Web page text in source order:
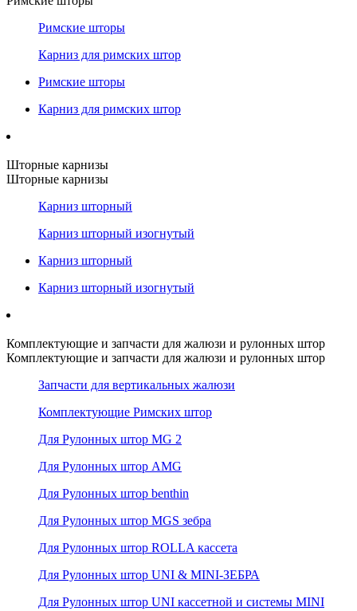
Римские шторы
Карниз для римских штор
Римские шторы
Карниз для римских штор
Шторные карнизы
Шторные карнизы
Карниз шторный
Карниз шторный изогнутый
Карниз шторный
Карниз шторный изогнутый
Комплектующие и запчасти для жалюзи и рулонных штор
Комплектующие и запчасти для жалюзи и рулонных штор
Запчасти для вертикальных жалюзи
Комплектующие Римских штор
Для Рулонных штор MG 2
Для Рулонных штор AMG
Для Рулонных штор benthin
Для Рулонных штор MGS зебра
Для Рулонных штор ROLLA кассета
Для Рулонных штор UNI & MINI-ЗЕБРА
Для Рулонных штор UNI кассетной и системы MINI